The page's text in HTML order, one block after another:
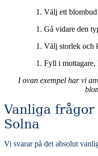
Välj ett blombud
Gå vidare den
Välj storlek och
Fyll i mottagare,
I ovan exempel har vi
Vanliga
Solna
Vi svarar på det absolut